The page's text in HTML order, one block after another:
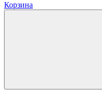
Корзина